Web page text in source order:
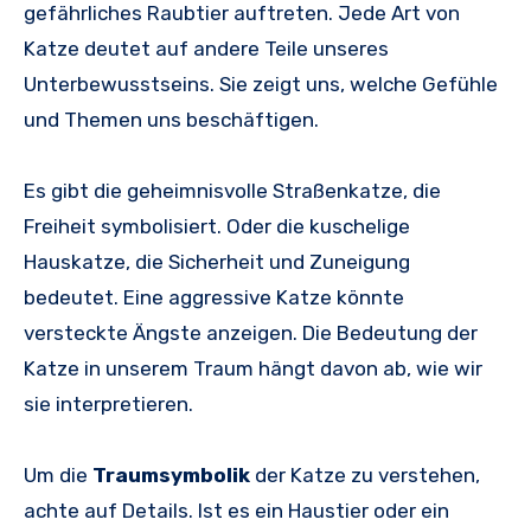
gefährliches Raubtier auftreten. Jede Art von
Katze deutet auf andere Teile unseres
Unterbewusstseins. Sie zeigt uns, welche Gefühle
und Themen uns beschäftigen.
Es gibt die geheimnisvolle Straßenkatze, die
Freiheit symbolisiert. Oder die kuschelige
Hauskatze, die Sicherheit und Zuneigung
bedeutet. Eine aggressive Katze könnte
versteckte Ängste anzeigen. Die Bedeutung der
Katze in unserem Traum hängt davon ab, wie wir
sie interpretieren.
Um die Traumsymbolik der Katze zu verstehen,
achte auf Details. Ist es ein Haustier oder ein